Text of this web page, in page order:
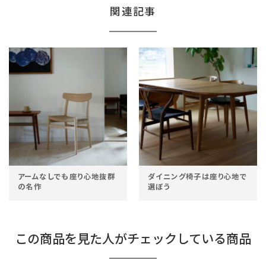
関連記事
アームなしでも座り心地抜群
の名作
ダイニング椅子は座り心地で
選ぼう
この商品を見た人がチェックしている商品